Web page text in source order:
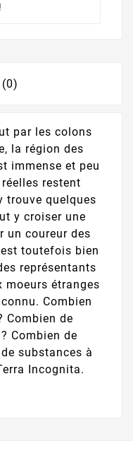
par les colons
la région des
immense et peu
restent
trouve quelques
y croiser une
un coureur des
toutefois bien
représentants
moeurs étranges
Combien
Combien de
Combien de
substances à
Incognita.